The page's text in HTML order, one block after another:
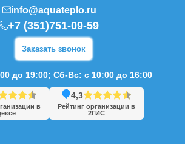
info@aquateplo.ru
+7 (351)751-09-59
Заказать звонок
до 19:00; Сб-Вс: с 10:00 до 16:00
в
4,3
Рейтинг организации в
2ГИС